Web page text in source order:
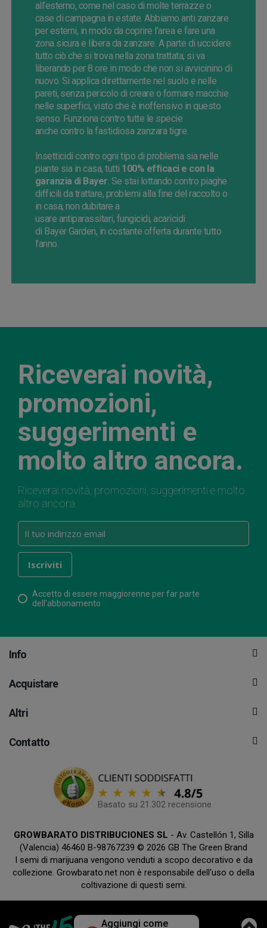
all’esterno, come nel caso di molte terrazze o
case di campagna in estate. Abbiamo anti zanzare
per esterni, in modo da coprire l’area e fare una
zona sicura e libera da zanzare. A parte di uccidere
tutto ciò che si trova nella zona trattata, si va
liberando per8 ore in modo che non si avvicinino di
nuovo. Si applica direttamente nel suolo e nelle
pareti, senza pericolo di creare o formare macchie
nelle superfici, visto che è inoffensivo in questo
senso. Funziona contro tutte le specie
anche contro la fastidiosa zanzara tigre.
Insetticidi contro ogni tipo di problema sia nelle
piante siain casa, tutti 100% efficaci e con la
garanzia di Bayer. Se stai lottando contro piaghe
difficili da trattare, problemi alla fine del raccolto o
in casa, non dubitarea
usare antiparassitari, fungicidi, acaricidi
di BayerGarden, in costante offerta durante tutto
l’anno.
Riceverai novità,
promozioni,
suggerimenti e
molto altro ancora.
Riceverai novità, promozioni, suggerimenti e molto
altro ancora.
Accetto di essere maggiorenne per far parte
dell'abbonamento
Info
Acquistare
Altri
Contatto
Basato su 21.302 recensione
GROWBARATO DISTRIBUCIONES SL - Av. Castellón 1, Silla
(Valencia) 46460 B-98767239 © 2026 GB The Green Brand
I semi di marijuana vengono venduti a scopo decorativo e da
collezione. Growbarato.net non è responsabile dell'uso o della
coltivazione di questi semi.
Aggiungi come